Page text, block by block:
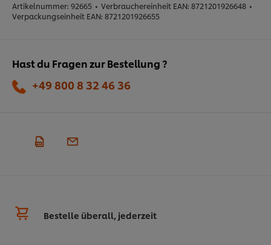
Artikelnummer: 92665 • Verbrauchereinheit EAN: 8721201926648 •
Verpackungseinheit EAN: 8721201926655
Hast du Fragen zur Bestellung ?
+49 800 8 32 46 36
Bestelle überall, jederzeit